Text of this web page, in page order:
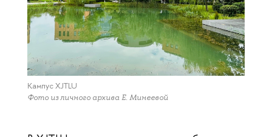
Кампус XJTLU
Фото из личного архива Е. Минеевой